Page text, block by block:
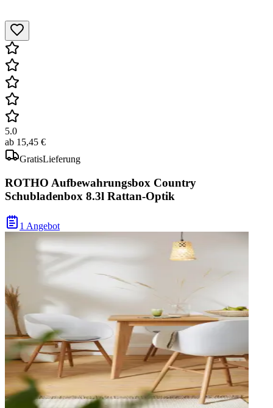
5.0
ab 15,45 €
GratisLieferung
ROTHO Aufbewahrungsbox Country
Schubladenbox 8.3l Rattan-Optik
1 Angebot